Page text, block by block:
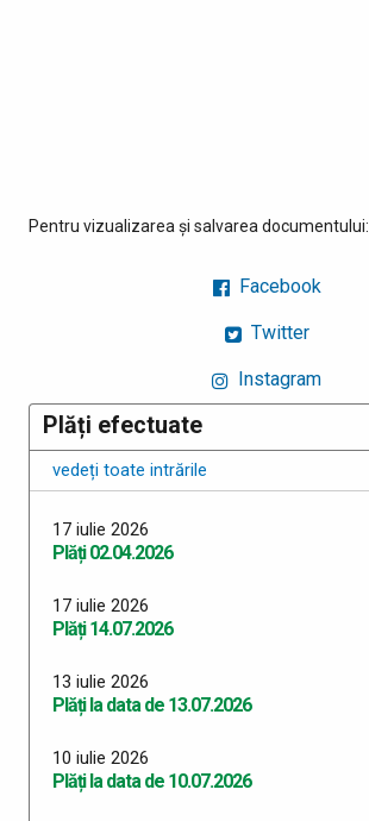
Pentru vizualizarea și salvarea documentului:
Facebook
Twitter
Instagram
Plăți efectuate
vedeți toate intrările
17 iulie 2026
Plăți 02.04.2026
17 iulie 2026
Plăți 14.07.2026
13 iulie 2026
Plăți la data de 13.07.2026
10 iulie 2026
Plăți la data de 10.07.2026